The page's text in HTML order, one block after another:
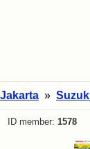
»
member: 1578